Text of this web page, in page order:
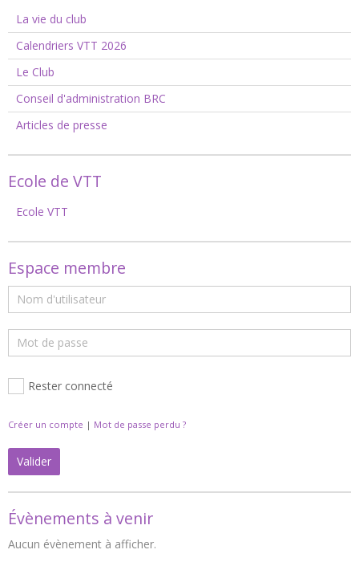
La vie du club
Calendriers VTT 2026
Le Club
Conseil d'administration BRC
Articles de presse
Ecole de VTT
Ecole VTT
Espace membre
Rester connecté
Créer un compte | Mot de passe perdu ?
Valider
Évènements à venir
Aucun évènement à afficher.